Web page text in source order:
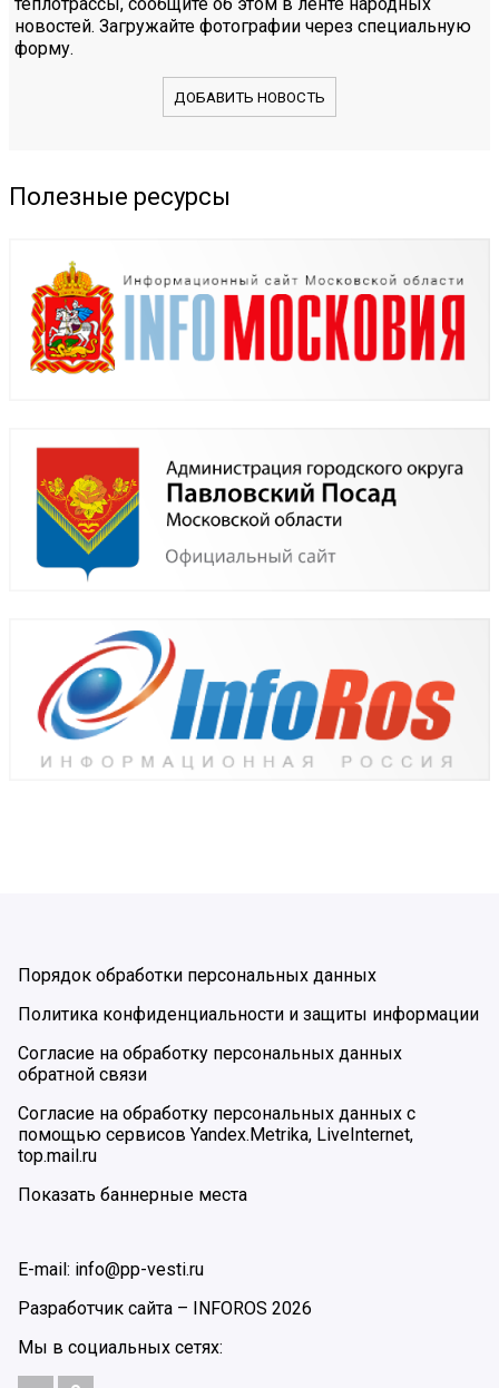
новостей. Загружайте фотографии через специальную
форму.
ДОБАВИТЬ НОВОСТЬ
Полезные ресурсы
Порядок обработки персональных данных
Политика конфиденциальности и защиты информации
Согласие на обработку персональных данных
обратной связи
Согласие на обработку персональных данных с
помощью сервисов Yandex.Metrika, LiveInternet,
top.mail.ru
Показать баннерные места
E-mail: info@pp-vesti.ru
Разработчик сайта –
INFOROS 2026
Мы в социальных сетях: